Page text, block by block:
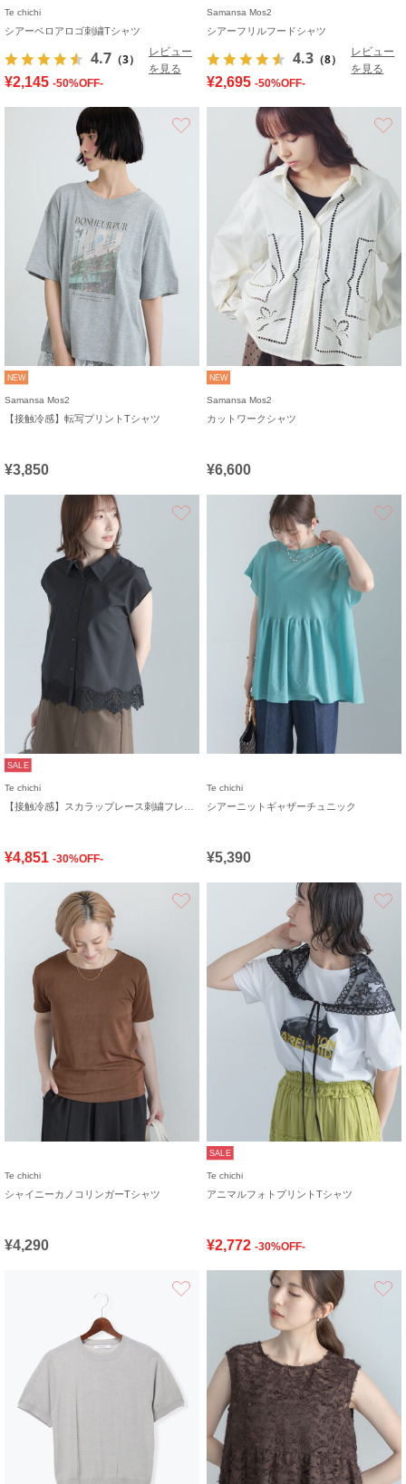
Te chichi
シアーベロアロゴ刺繍Tシャツ
4.7 （3）
レビュー
を見る
¥2,145 -50%OFF-
Samansa Mos2
シアーフリルフードシャツ
4.3 （8）
レビュー
を見る
¥2,695 -50%OFF-
NEW
Samansa Mos2
【接触冷感】転写プリントTシャツ
¥3,850
NEW
Samansa Mos2
カットワークシャツ
¥6,600
SALE
Te chichi
¥4,851 -30%OFF-
Te chichi
シアーニットギャザーチュニック
¥5,390
Te chichi
シャイニーカノコリンガーTシャツ
¥4,290
SALE
Te chichi
アニマルフォトプリントTシャツ
¥2,772 -30%OFF-